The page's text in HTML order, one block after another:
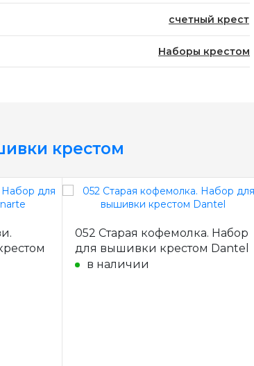
счетный крест
Наборы крестом
крестом
052 Старая кофемолка. Набор
для вышивки крестом Dantel
в наличии